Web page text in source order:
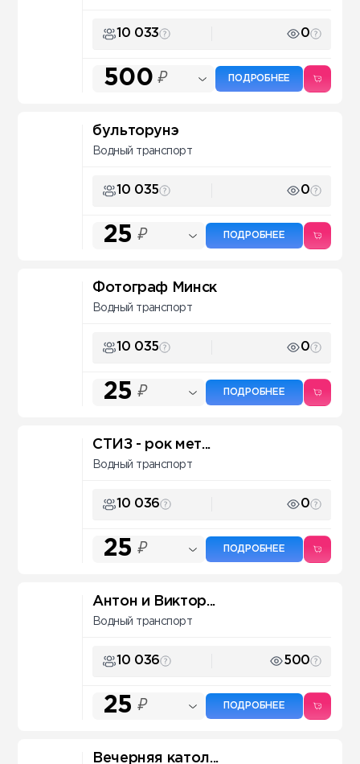
10 033 0
500 ₽ ПОДРОБНЕЕ
бульторунэ
Водный транспорт
10 035 0
25 ₽ ПОДРОБНЕЕ
Фотограф Минск
Водный транспорт
10 035 0
25 ₽ ПОДРОБНЕЕ
СТИЗ - рок мет...
Водный транспорт
10 036 0
25 ₽ ПОДРОБНЕЕ
Антон и Виктор...
Водный транспорт
10 036 500
25 ₽ ПОДРОБНЕЕ
Вечерняя катол...